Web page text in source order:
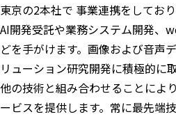
東京の2本社で 事業連携をしており
AI開発受託や業務システム開発、
どを手がけます。画像および音声
リューション研究開発に積極的に
他の技術と組み合わせることによ
ービスを提供します。常に最先端